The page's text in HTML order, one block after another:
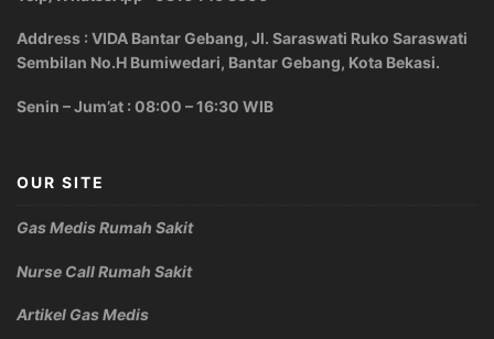
Address : VIDA Bantar Gebang, Jl. Saraswati Ruko Saraswati
Sembilan No.H Bumiwedari, Bantar Gebang, Kota Bekasi.
Senin – Jum’at : 08:00 – 16:30 WIB
OUR SITE
Gas Medis Rumah Sakit
Nurse Call Rumah Sakit
Artikel Gas Medis